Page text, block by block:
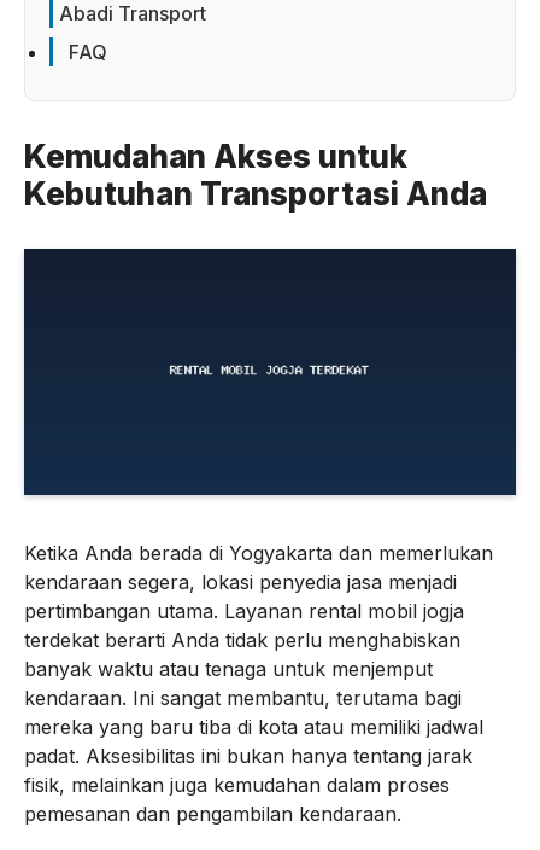
Abadi Transport
FAQ
Kemudahan Akses untuk
Kebutuhan Transportasi Anda
Ketika Anda berada di Yogyakarta dan memerlukan
kendaraan segera, lokasi penyedia jasa menjadi
pertimbangan utama. Layanan rental mobil jogja
terdekat berarti Anda tidak perlu menghabiskan
banyak waktu atau tenaga untuk menjemput
kendaraan. Ini sangat membantu, terutama bagi
mereka yang baru tiba di kota atau memiliki jadwal
padat. Aksesibilitas ini bukan hanya tentang jarak
fisik, melainkan juga kemudahan dalam proses
pemesanan dan pengambilan kendaraan.